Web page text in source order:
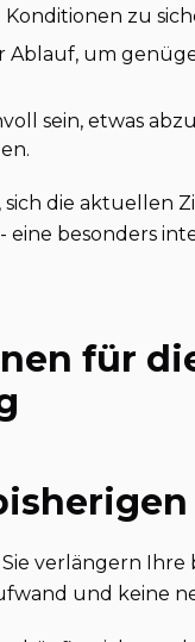
zu
Ablauf, um
sein, etwas
die aktuellen
besonders
für
verlängern
und keine